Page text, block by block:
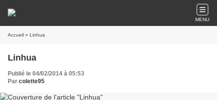
MENU
Accueil » Linhua
Linhua
Publié le 04/02/2014 à 05:53
Par colette95